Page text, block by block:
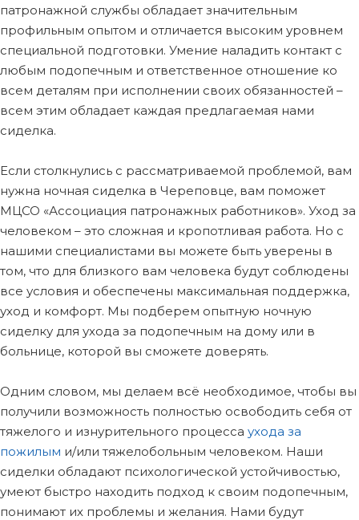
патронажной службы обладает значительным
профильным опытом и отличается высоким уровнем
специальной подготовки. Умение наладить контакт с
любым подопечным и ответственное отношение ко
всем деталям при исполнении своих обязанностей –
всем этим обладает каждая предлагаемая нами
сиделка.
Если столкнулись с рассматриваемой проблемой, вам
нужна ночная сиделка в Череповце, вам поможет
МЦСО «Ассоциация патронажных работников». Уход за
человеком – это сложная и кропотливая работа. Но с
нашими специалистами вы можете быть уверены в
том, что для близкого вам человека будут соблюдены
все условия и обеспечены максимальная поддержка,
уход и комфорт. Мы подберем опытную ночную
сиделку для ухода за подопечным на дому или в
больнице, которой вы сможете доверять.
Одним словом, мы делаем всё необходимое, чтобы вы
получили возможность полностью освободить себя от
тяжелого и изнурительного процесса ухода за
пожилым и/или тяжелобольным человеком. Наши
сиделки обладают психологической устойчивостью,
умеют быстро находить подход к своим подопечным,
понимают их проблемы и желания. Нами будут